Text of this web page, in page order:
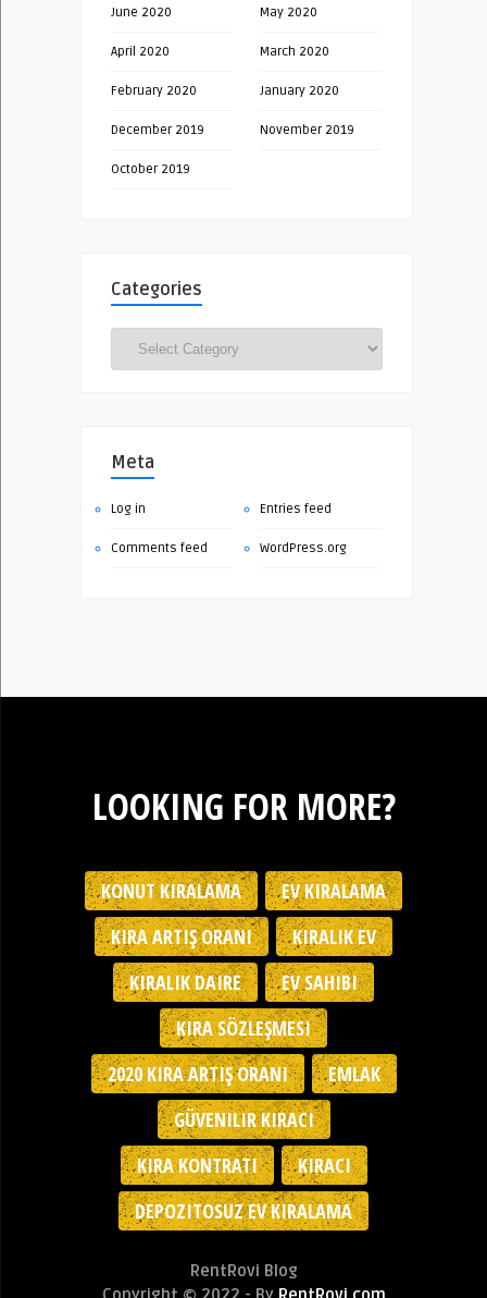
June 2020 May 2020
April 2020 March 2020
February 2020 January 2020
December 2019 November 2019
October 2019
Categories
Meta
Log in Entries feed
Comments feed WordPress.org
LOOKING FOR MORE?
KONUT KIRALAMA
EV KIRALAMA
KIRA ARTIŞ ORANI
KIRALIK EV
KIRALIK DAIRE
EV SAHIBI
KIRA SÖZLEŞMESI
2020 KIRA ARTIŞ ORANI
EMLAK
GÜVENILIR KIRACI
KIRA KONTRATI
KIRACI
DEPOZITOSUZ EV KIRALAMA
RentRovi Blog